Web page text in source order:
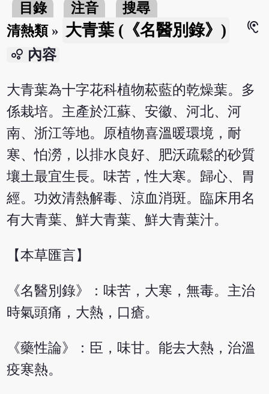
目錄 注音
搜尋
清熱類» 大青葉 (《名醫別錄》)
hearing
bubble_chart 內容
大青葉為十字花科植物菘藍的乾燥葉。多
係栽培。主產於江蘇、安徽、河北、河
南、浙江等地。原植物喜溫暖環境，耐
寒、怕澇，以排水良好、肥沃疏鬆的砂質
壤土最宜生長。味苦，性大寒。歸心、胃
經。功效清熱解毒、涼血消斑。臨床用名
有大青葉、鮮大青葉、鮮大青葉汁。
【本草匯言】
《名醫別錄》：味苦，大寒，無毒。主治
時氣頭痛，大熱，口瘡。
《藥性論》：臣，味甘。能去大熱，治溫
疫寒熱。